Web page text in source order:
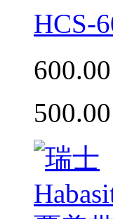
HCS-
600.00
500.00